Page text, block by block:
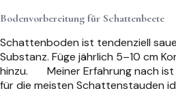
Bodenvorbereitung für Schattenbeete
Schattenboden ist tendenziell
Substanz. Füge jährlich 5–10 cm
hinzu.
Meiner Erfahrung nach
für die meisten Schattenstauden